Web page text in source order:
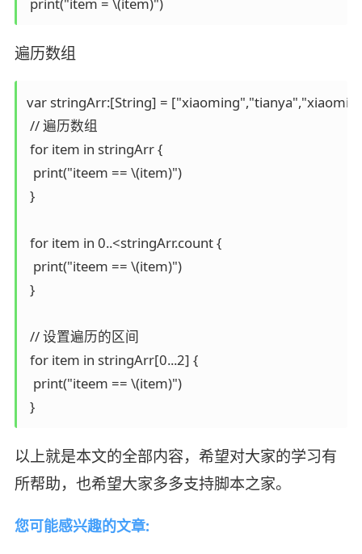
遍历数组
var stringArr:[String] =
// 遍历数组
for item in stringArr {
  print("iteem == \(item)")
}
for item in 0..<stringArr.count {
  print("iteem == \(item)")
}
// 设置遍历的区间
for item in stringArr[0...2] {
  print("iteem == \(item)")
}
以上就是本文的全部内容，希望对大家的学习有
所帮助，也希望大家多多支持脚本之家。
您可能感兴趣的文章: